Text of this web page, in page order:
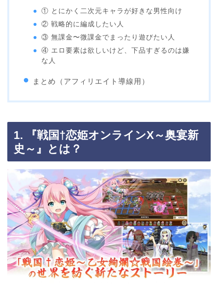
① とにかく二次元キャラが好きな男性向け
② 戦略的に編成したい人
③ 無課金〜微課金でまったり遊びたい人
④ エロ要素は欲しいけど、下品すぎるのは嫌
な人
まとめ（アフィリエイト導線用）
1. 『戦国†恋姫オンラインX～奥宴新
史～』とは？